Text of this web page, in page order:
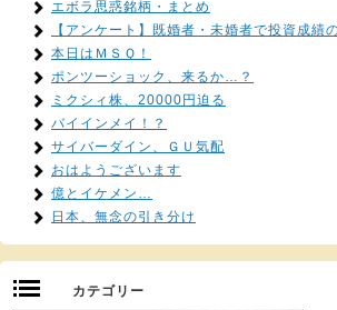
エボラ思惑銘柄・まとめ
【アンケート】既婚者・未婚者で投資成績
本日はＭＳＱ！
ポンツーショック、来るか…？
ミクシィ株、20000円迫る
バイインメイ！？
サイバーダイン、ＧＵ気配
おはようございます
億とイケメン…
日本、無念の引き分け
カテゴリー